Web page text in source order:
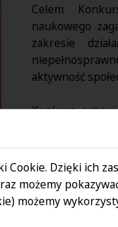
Celem
naukowego
zakresie
aktywność
Konkurs
promocje
zagadnienia,
Cookie. Dzięki ich
możemy
możemy